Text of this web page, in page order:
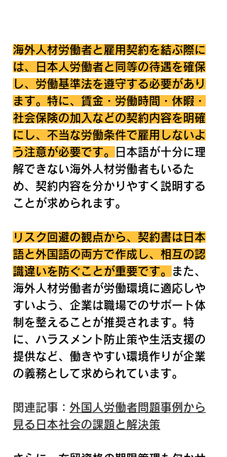
海外人材労働者と雇用契約を結ぶ際に
は、日本人労働者と同等の待遇を確保
し、労働基準法を遵守する必要があり
ます。特に、賃金・労働時間・休暇・
社会保険の加入などの契約内容を明確
にし、不当な労働条件で雇用しないよ
う注意が必要です。
日本語が十分に理
解できない海外人材労働者もいるた
め、契約内容を分かりやすく説明する
ことが求められます。
リスク回避の観点から、契約書は日本
語と外国語の両方で作成し、相互の認
識違いを防ぐことが重要です。
また、
海外人材労働者が労働環境に適応しや
すいよう、企業は職場でのサポート体
制を整えることが推奨されます。特
に、ハラスメント防止策や生活支援の
提供など、働きやすい環境作りが企業
の義務として求められています。
関連記事： 外国人労働者問題事例から
見る日本社会の課題と解決策